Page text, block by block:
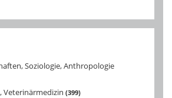
Soziologie, Anthropologie
Veterinärmedizin 399